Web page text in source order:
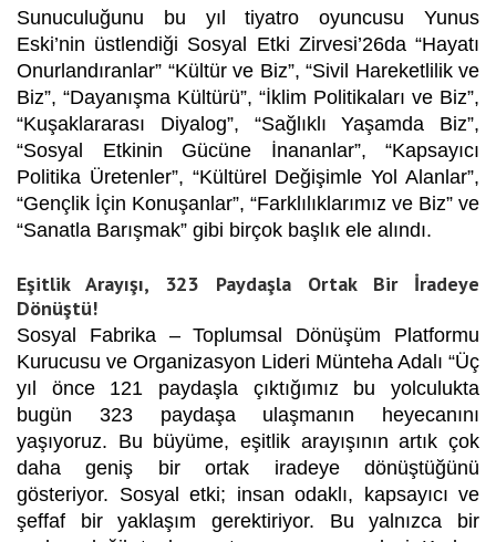
Sunuculuğunu bu yıl tiyatro oyuncusu Yunus
Eski’nin üstlendiği Sosyal Etki Zirvesi’26da “Hayatı
Onurlandıranlar” “Kültür ve Biz”, “Sivil Hareketlilik ve
Biz”, “Dayanışma Kültürü”, “İklim Politikaları ve Biz”,
“Kuşaklararası Diyalog”, “Sağlıklı Yaşamda Biz”,
“Sosyal Etkinin Gücüne İnananlar”, “Kapsayıcı
Politika Üretenler”, “Kültürel Değişimle Yol Alanlar”,
“Gençlik İçin Konuşanlar”, “Farklılıklarımız ve Biz” ve
“Sanatla Barışmak” gibi birçok başlık ele alındı.
Eşitlik Arayışı, 323 Paydaşla Ortak Bir İradeye
Dönüştü!
Sosyal Fabrika – Toplumsal Dönüşüm Platformu
Kurucusu ve Organizasyon Lideri Münteha Adalı “Üç
yıl önce 121 paydaşla çıktığımız bu yolculukta
bugün 323 paydaşa ulaşmanın heyecanını
yaşıyoruz. Bu büyüme, eşitlik arayışının artık çok
daha geniş bir ortak iradeye dönüştüğünü
gösteriyor. Sosyal etki; insan odaklı, kapsayıcı ve
şeffaf bir yaklaşım gerektiriyor. Bu yalnızca bir